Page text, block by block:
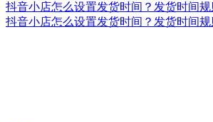
抖音小店怎么设置发货时间？发货时间规
抖音小店怎么设置发货时间？发货时间规